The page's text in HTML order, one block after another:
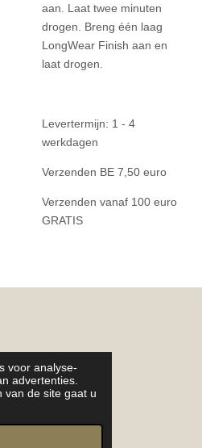
voor analyse-
advertenties.
van de site gaat u
aan. Laat twee minuten
drogen. Breng één laag
LongWear Finish aan en
laat drogen.
Levertermijn: 1 - 4
werkdagen
Verzenden BE 7,50 euro
Verzenden vanaf 100 euro
GRATIS